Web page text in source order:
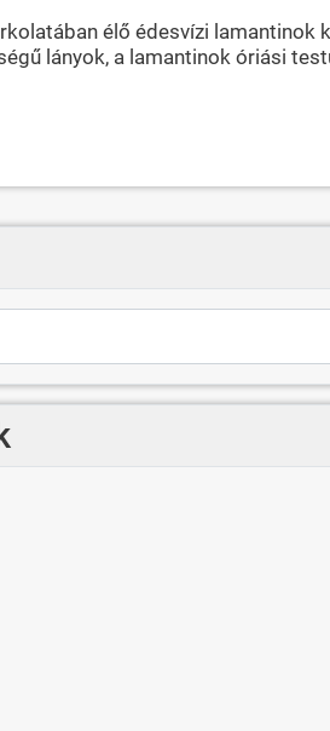
élő édesvízi
lányok, a lamantinok óriási